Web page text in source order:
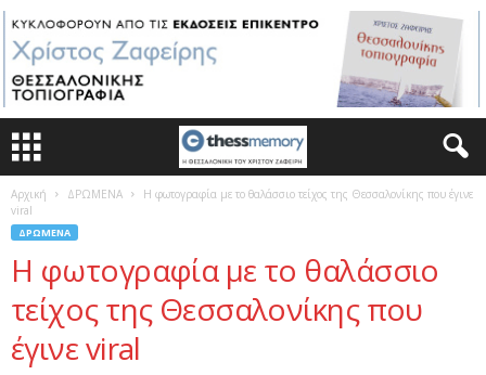
Αρχική ΔΡΩΜΕΝΑ
Η φωτογραφία με το θαλάσσιο τείχος της Θεσσαλονίκης που έγινε
viral
ΔΡΩΜΕΝΑ
Η φωτογραφία με το θαλάσσιο
τείχος της Θεσσαλονίκης που
έγινε viral